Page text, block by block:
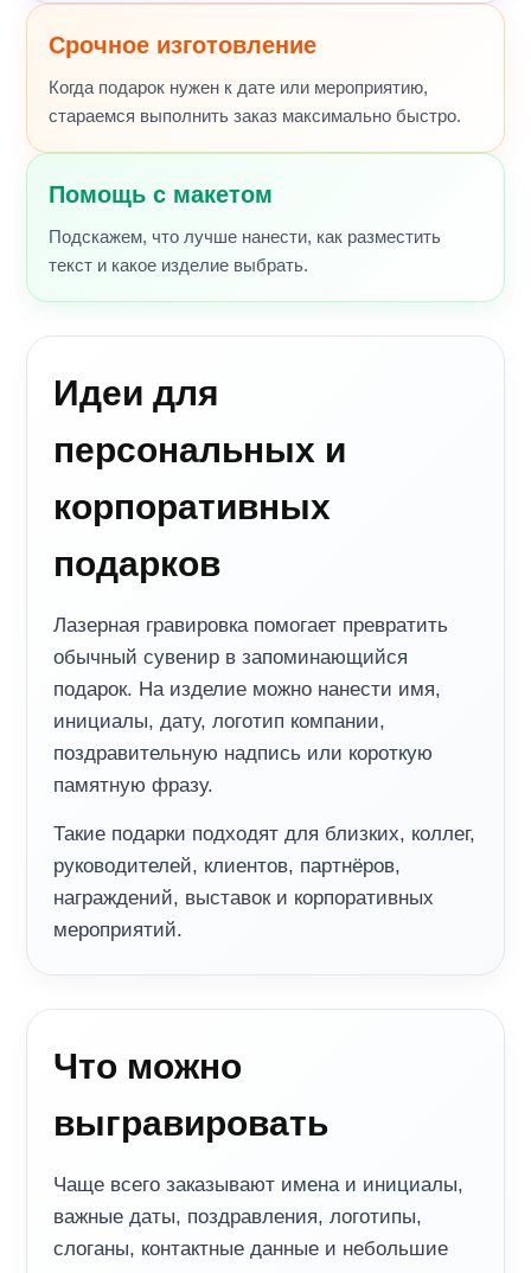
Срочное изготовление
Когда подарок нужен к дате или мероприятию,
стараемся выполнить заказ максимально быстро.
Помощь с макетом
Подскажем, что лучше нанести, как разместить
текст и какое изделие выбрать.
Идеи для
персональных и
корпоративных
подарков
Лазерная гравировка помогает превратить
обычный сувенир в запоминающийся
подарок. На изделие можно нанести имя,
инициалы, дату, логотип компании,
поздравительную надпись или короткую
памятную фразу.
Такие подарки подходят для близких, коллег,
руководителей, клиентов, партнёров,
награждений, выставок и корпоративных
мероприятий.
Что можно
выгравировать
Чаще всего заказывают имена и инициалы,
важные даты, поздравления, логотипы,
слоганы, контактные данные и небольшие